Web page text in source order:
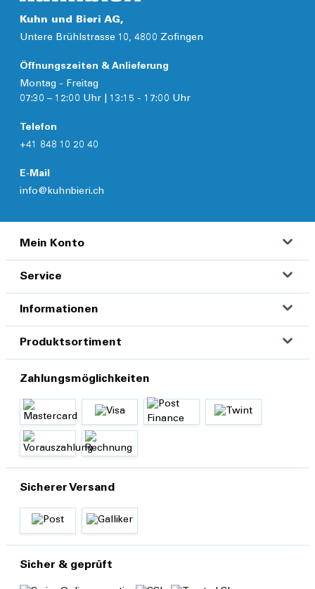
Kuhn und Bieri AG,
Untere Brühlstrasse 10, 4800 Zofingen
Öffnungszeiten & Anlieferung
Montag - Freitag
07:30 – 12:00 Uhr | 13:15 - 17:00 Uhr
Telefon
+41 848 10 20 40
E-Mail
info@kuhnbieri.ch
Mein Konto
Service
Informationen
Produktsortiment
Zahlungsmöglichkeiten
Sicherer Versand
Sicher & geprüft